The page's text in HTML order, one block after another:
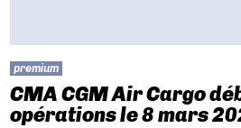
premium
CMA CGM Air Cargo
opérations le 8 mars